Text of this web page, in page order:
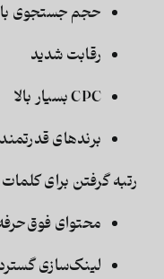
حجم جستجوی
رقابت شدید
CPC بسیار بالا
برندهای
رتبه گرفتن برای
محتوای
لینک‌سازی